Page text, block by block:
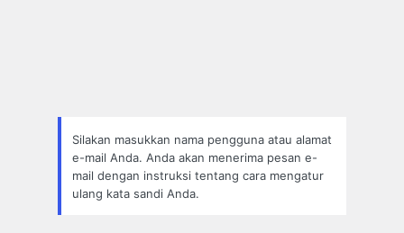
Silakan masukkan nama pengguna atau alamat
e-mail Anda. Anda akan menerima pesan e-
mail dengan instruksi tentang cara mengatur
ulang kata sandi Anda.